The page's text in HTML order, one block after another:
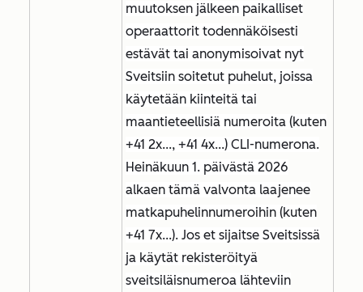
muutoksen jälkeen paikalliset
operaattorit todennäköisesti
estävät tai anonymisoivat nyt
Sveitsiin soitetut puhelut, joissa
käytetään kiinteitä tai
maantieteellisiä numeroita (kuten
+41 2x..., +41 4x...) CLI-numerona.
Heinäkuun 1. päivästä 2026
alkaen tämä valvonta laajenee
matkapuhelinnumeroihin (kuten
+41 7x...). Jos et sijaitse Sveitsissä
ja käytät rekisteröityä
sveitsiläisnumeroa lähteviin